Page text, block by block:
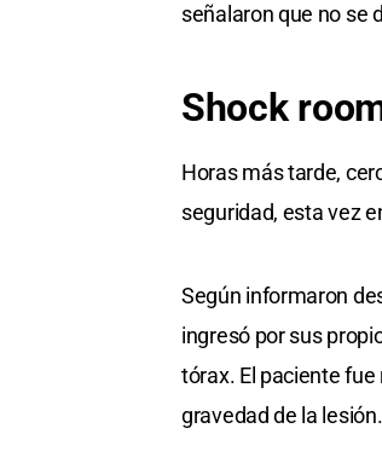
señalaron que no se
Shock
Horas más tarde,
seguridad, esta vez
Según informaron
ingresó por sus
tórax. El paciente
gravedad de la lesión.